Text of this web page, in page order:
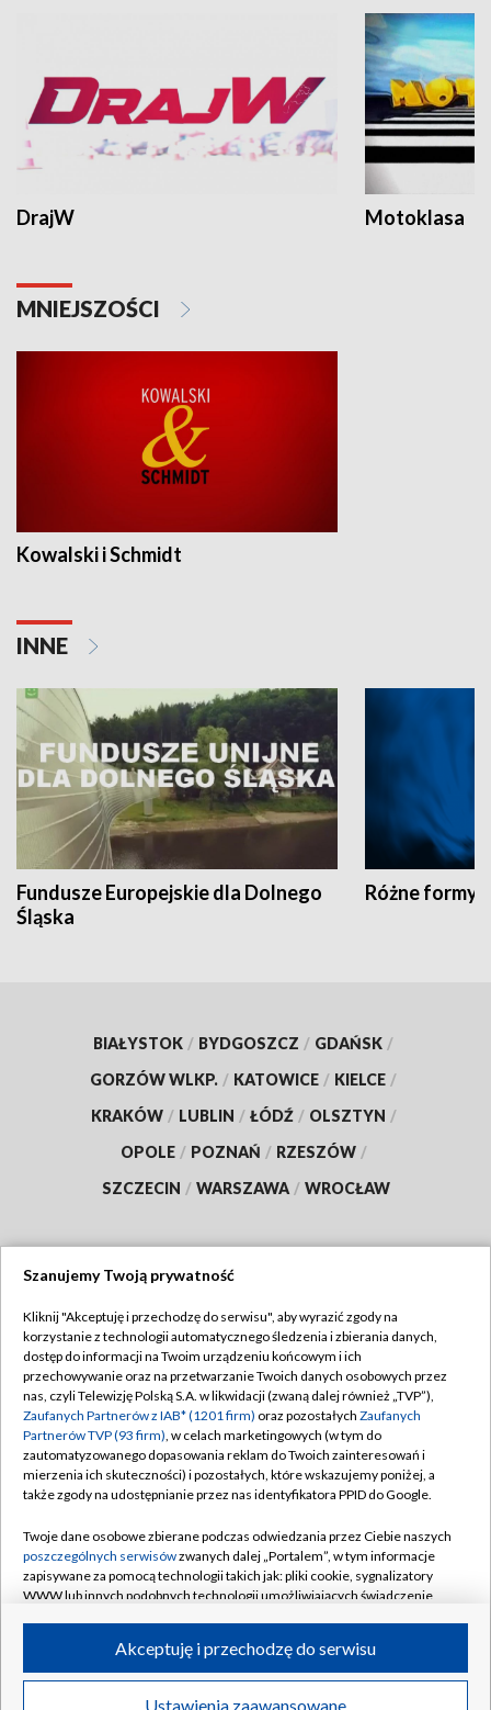
DrajW Motoklasa
MNIEJSZOŚCI
Kowalski i Schmidt
INNE
Fundusze Europejskie dla Dolnego
Śląska
Różne formy
BIAŁYSTOK / BYDGOSZCZ / GDAŃSK /
GORZÓW WLKP. / KATOWICE / KIELCE /
KRAKÓW / LUBLIN / ŁÓDŹ / OLSZTYN /
OPOLE / POZNAŃ / RZESZÓW /
SZCZECIN / WARSZAWA / WROCŁAW
TVP
Abonament TVP
Emisja w TVP
Centrum informacji TVP
Naziemna Telewizja Cyfrowa
Rada Programowa
System NOS
Informacje o nadawcy
Program dla prasy
Regulamin TVP
Polityka prywatności
Moje zgody
Pomoc
Kontakt
Kanały
©2026 Telewizja Polska S.A. w likwidacji
Szanujemy Twoją prywatność
Kliknij "Akceptuję i przechodzę do serwisu", aby wyrazić zgody na
korzystanie z technologii automatycznego śledzenia i zbierania danych,
dostęp do informacji na Twoim urządzeniu końcowym i ich
przechowywanie oraz na przetwarzanie Twoich danych osobowych przez
nas, czyli Telewizję Polską S.A. w likwidacji (zwaną dalej również „TVP”),
Zaufanych Partnerów z IAB* (1201 firm) oraz pozostałych Zaufanych
Partnerów TVP (93 firm), w celach marketingowych (w tym do
zautomatyzowanego dopasowania reklam do Twoich zainteresowań i
mierzenia ich skuteczności) i pozostałych, które wskazujemy poniżej, a
także zgody na udostępnianie przez nas identyfikatora PPID do Google.
Twoje dane osobowe zbierane podczas odwiedzania przez Ciebie naszych
poszczególnych serwisówzwanych dalej „Portalem”, w tym informacje
zapisywane za pomocą technologii takich jak: pliki cookie, sygnalizatory
WWW lub innych podobnych technologii umożliwiających świadczenie
ruchu w Internecie.
Twoje dane osobowe zbierane podczas odwiedzania przez Ciebie
Ustawienia zaawansowane
Akceptuję i przechodzę do serwisu